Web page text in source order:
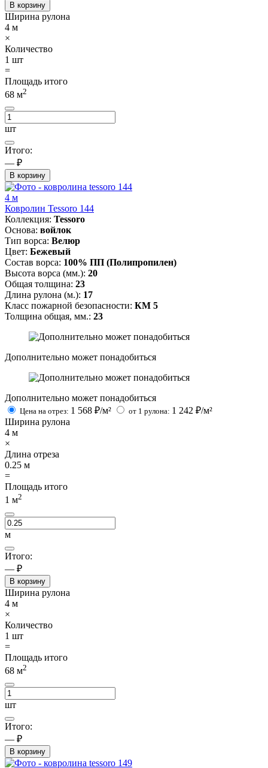
В корзину
Ширина рулона
4 м
×
Количество
1 шт
=
Площадь итого
68 м2
шт
Итого:
— ₽
В корзину
4 м
Ковролин Tessoro 144
Коллекция: Tessoro
Основа: войлок
Тип ворса: Велюр
Цвет: Бежевый
Состав ворса: 100% ПП (Полипропилен)
Высота ворса (мм.): 20
Общая толщина: 23
Длина рулона (м.): 17
Класс пожарной безопасности: КМ 5
Толщина общая, мм.: 23
Дополнительно может понадобиться
Дополнительно может понадобиться
Цена на отрез: 1 568 ₽/м² от 1 рулона: 1 242 ₽/м²
Ширина рулона
4 м
×
Длина отреза
0.25 м
=
Площадь итого
1 м2
м
Итого:
— ₽
В корзину
Ширина рулона
4 м
×
Количество
1 шт
=
Площадь итого
68 м2
шт
Итого:
— ₽
В корзину